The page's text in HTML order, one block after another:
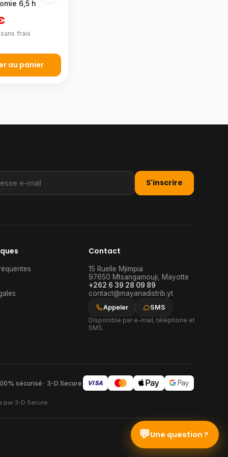
6,5 h
frais
au panier
S'inscrire
Contact
15 Ruelle Mjimpia
97650 Mtsangamouji, Mayotte
+262 6 39 28 09 89
contact@mayanadistrib.yt
Appeler
SMS
Disponible par e-mail, téléphone et
SMS.
sécurisé · 3-D Secure VISA
par 3-D Secure.
💬Une question ?